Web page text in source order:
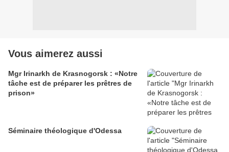
Vous aimerez aussi
Mgr Irinarkh de Krasnogorsk : «Notre
tâche est de préparer les prêtres de
prison»
Séminaire théologique d'Odessa